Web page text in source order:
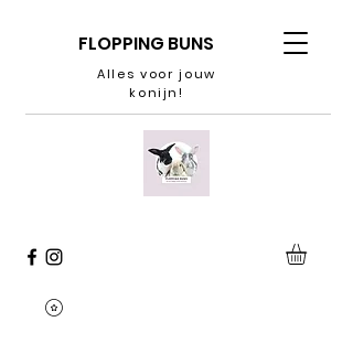
FLOPPING BUNS
Alles voor jouw
konijn!